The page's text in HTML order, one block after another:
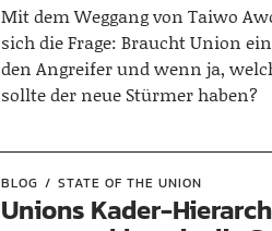
Mit dem Weggang von Taiwo
sich die Frage: Braucht Union
den Angreifer und wenn ja,
sollte der neue Stürmer haben?
BLOG STATE OF THE UNION
Unions Kader-